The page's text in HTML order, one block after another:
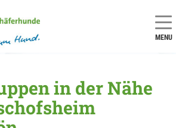
MENU
in der Nähe